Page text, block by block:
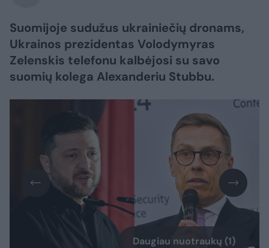
Suomijoje sudužus ukrainiečių dronams,
Ukrainos prezidentas Volodymyras
Zelenskis telefonu kalbėjosi su savo
suomių kolega Alexanderiu Stubbu.
Daugiau nuotraukų (1)